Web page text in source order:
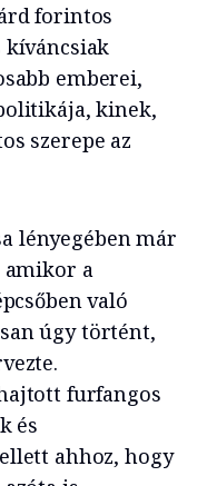
forintos
emberei,
kinek,
szerepe az
lényegében már
amikor a
való
úgy történt,
furfangos
és
ahhoz, hogy